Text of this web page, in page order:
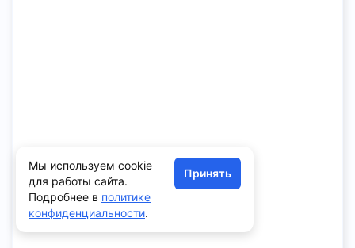
Мы используем cookie
для работы сайта.
Подробнее в политике
конфиденциальности.
Принять